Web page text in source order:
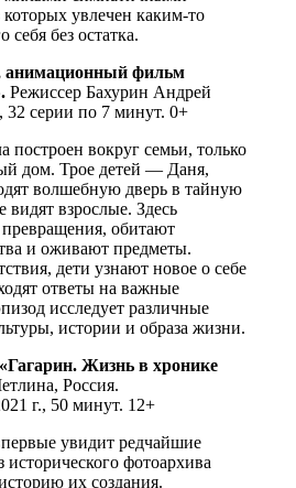
увлечен каким-то
себя без остатка.
анимационный фильм
Режиссер Бахурин Андрей
32 серии по 7 минут. 0+
построен вокруг семьи, только
дом. Трое детей — Даня,
волшебную дверь в тайную
видят взрослые. Здесь
обитают
и оживают предметы.
дети узнают новое о себе
ответы на важные
исследует различные
истории и образа жизни.
Жизнь в хронике
Россия.
г., 50 минут. 12+
увидит редчайшие
фотоархива
их создания.